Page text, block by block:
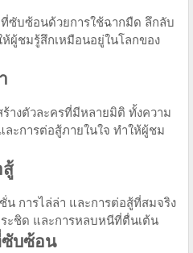
ที่ซับซ้อนด้วยการใช้ฉากมืด ลึกลับ
ผู้ชมรู้สึกเหมือนอยู่ในโลกของ
างตัวละครที่มีหลายมิติ ทั้งความ
ะการต่อสู้ภายในใจ ทำให้ผู้ชม
การไล่ล่า และการต่อสู้ที่สมจริง
ะชิด และการหลบหนีที่ตื่นเต้น
ซับซ้อน